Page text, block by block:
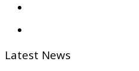
Latest News